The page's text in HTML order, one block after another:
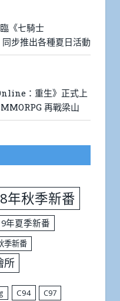
《七騎士
步推出各種夏日活動
：重生》正式上
再戰梁山
年秋季新番
年夏季新番
季新番
所
C94 C97